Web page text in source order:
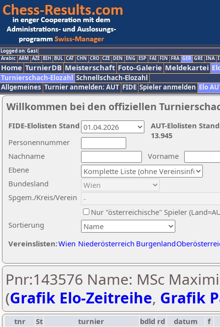
Logged on: Gast
Arabic ARM AZE BIH BUL CAT CHN CRO CZE DEN ENG ESP FAI FIN FRA GER GRE INA
Home TurnierDB Meisterschaft Foto-Galerie Meldekartei
Turnierschach-Elozahl Schnellschach-Elozahl
Allgemeines Turnier anmelden: AUT FIDE Spieler anmelden Elo
Willkommen bei den offiziellen
Nachname
Vorname
Ebene
Sortierung
Personennummer
Bundesland
Spgem./Kreis/Verein
Nur "österreichische" Spieler
Vereinslisten:Wien Niederösterreich Burgenland
AUT-Elolisten
13.945
FIDE-Elolisten Stand
Pnr:143576 Name: MSc
(Grafik Elo-Zeitreihe, Grafik
tnr St turnier bdld rd datum f